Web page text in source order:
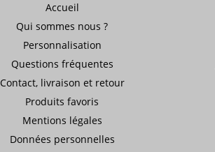
Accueil
Qui sommes nous ?
Personnalisation
Questions fréquentes
Contact, livraison et retour
Produits favoris
Mentions légales
Données personnelles